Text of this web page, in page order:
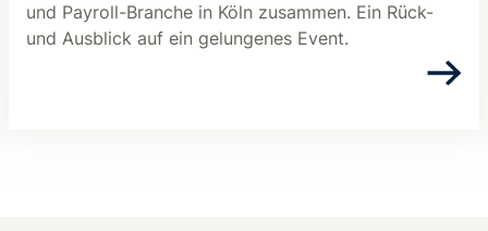
und Payroll-Branche in Köln zusammen. Ein Rück-
und Ausblick auf ein gelungenes Event.